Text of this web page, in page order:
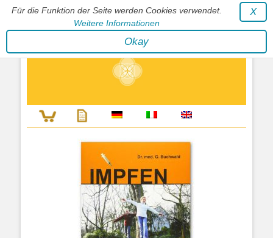
Für die Funktion der Seite werden Cookies verwendet.
Weitere Informationen
X
Okay
Stephan Wunderlich Verlag
Literatur zur Förderung der Gestaltfähigkeit des Lebens